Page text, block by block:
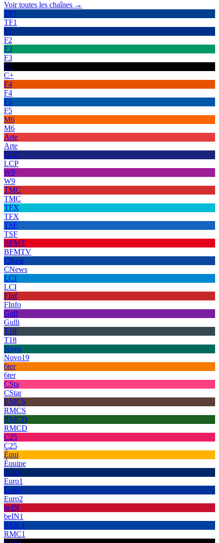
Voir toutes les chaînes →
TF1
TF1
F2
F2
F3
F3
C+
C+
F4
F4
F5
F5
M6
M6
Arte
Arte
LCP
LCP
W9
W9
TMC
TMC
TFX
TFX
TSF
TSF
BFMT
BFMTV
CNew
CNews
LCI
LCI
FInf
FInfo
Gull
Gulli
T18
T18
Novo
Novo19
6ter
6ter
CSta
CStar
RMCS
RMCS
RMCD
RMCD
C25
C25
Équi
Équipe
Euro
Euro1
Euro
Euro2
beIN
beIN1
RMC1
RMC1